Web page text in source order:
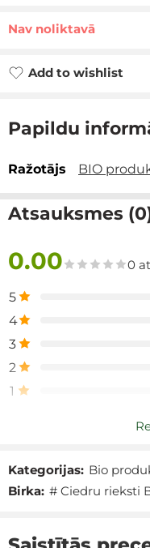
Nav noliktavā
Add to wishlist
Papildu
Ražotājs BIO
Atsauksmes
0.00 0
5
4
3
2
1
Tikai reģistrētie klienti,
Kategorijas: Bio
Birka: # Ciedru rieksti